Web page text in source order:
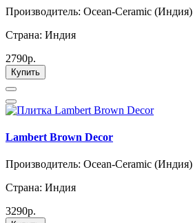
Производитель: Ocean-Ceramic (Индия)
Страна: Индия
2790р.
Купить
Lambert Brown Decor
Производитель: Ocean-Ceramic (Индия)
Страна: Индия
3290р.